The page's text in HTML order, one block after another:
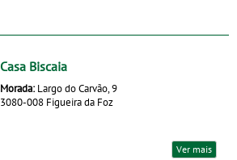
Casa Biscaia
Morada: Largo do Carvão, 9
3080-008 Figueira da Foz
Ver mais